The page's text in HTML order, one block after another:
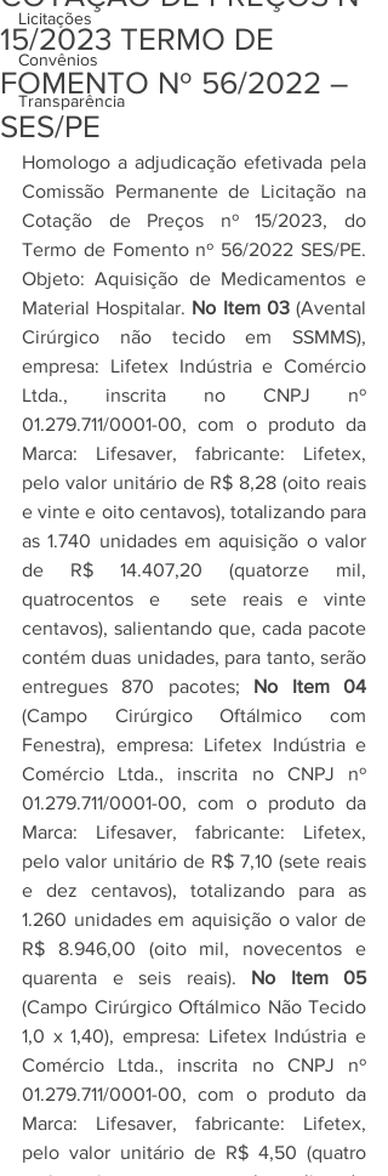
Licitações
Convênios
Transparência
15/2023 TERMO DE
FOMENTO Nº 56/2022 –
SES/PE
Homologo a adjudicação efetivada pela
Comissão Permanente de Licitação na
Cotação de Preços nº 15/2023, do
Termo de Fomento nº 56/2022 SES/PE.
Objeto: Aquisição de Medicamentos e
Material Hospitalar. No Item 03 (Avental
Cirúrgico não tecido em SSMMS),
empresa: Lifetex Indústria e Comércio
Ltda., inscrita no CNPJ nº
01.279.711/0001-00, com o produto da
Marca: Lifesaver, fabricante: Lifetex,
pelo valor unitário de R$ 8,28 (oito reais
e vinte e oito centavos), totalizando para
as 1.740 unidades em aquisição o valor
de R$ 14.407,20 (quatorze mil,
quatrocentos e  sete reais e vinte
centavos), salientando que, cada pacote
contém duas unidades, para tanto, serão
entregues 870 pacotes; No Item 04
(Campo Cirúrgico Oftálmico com
Fenestra), empresa: Lifetex Indústria e
Comércio Ltda., inscrita no CNPJ nº
01.279.711/0001-00, com o produto da
Marca: Lifesaver, fabricante: Lifetex,
pelo valor unitário de R$ 7,10 (sete reais
e dez centavos), totalizando para as
1.260 unidades em aquisição o valor de
R$ 8.946,00 (oito mil, novecentos e
quarenta e seis reais). No Item 05
(Campo Cirúrgico Oftálmico Não Tecido
1,0 x 1,40), empresa: Lifetex Indústria e
Comércio Ltda., inscrita no CNPJ nº
01.279.711/0001-00, com o produto da
Marca: Lifesaver, fabricante: Lifetex,
pelo valor unitário de R$ 4,50 (quatro